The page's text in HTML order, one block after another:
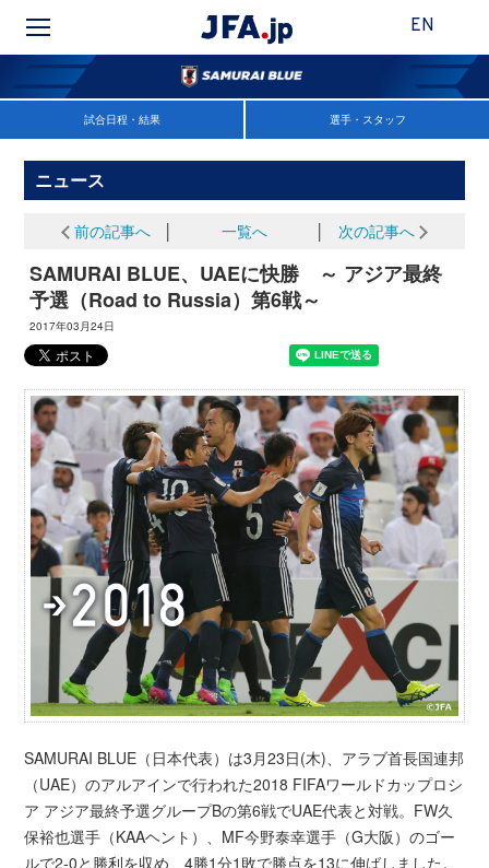
EN
試合日程・結果 選手・スタッフ
ニュース
前の記事へ 一覧へ 次の記事へ
SAMURAI BLUE、UAEに快勝 ～ アジア最終
予選（Road to Russia）第6戦～
2017年03月24日
SAMURAI BLUE（日本代表）は3月23日(木)、アラブ首長国連邦
（UAE）のアルアインで行われた2018 FIFAワールドカップロシ
ア アジア最終予選グループBの第6戦でUAE代表と対戦。FW久
保裕也選手（KAAヘント）、MF今野泰幸選手（G大阪）のゴー
ルで2-0と勝利を収め、4勝1分1敗で勝点を13に伸ばしました。